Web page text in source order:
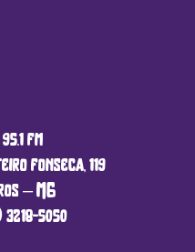
fm
fonseca, 119
– MG
5050